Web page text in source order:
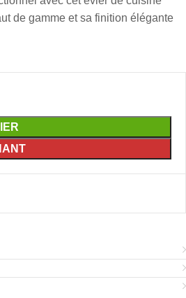
de gamme et sa finition élégante